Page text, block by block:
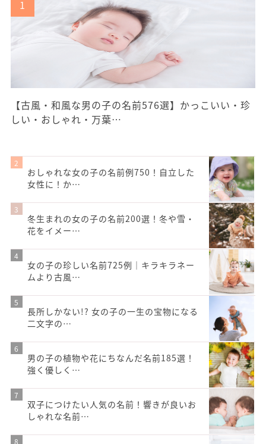
【古風・和風な男の子の名前576選】かっこいい・珍
しい・おしゃれ・万葉…
おしゃれな女の子の名前例750！自立した
女性に！か…
冬生まれの女の子の名前200選！冬や雪・
花をイメー…
女の子の珍しい名前725例｜キラキラネー
ムより古風…
長所しかない!? 女の子の一生の宝物になる
二文字の…
男の子の植物や花にちなんだ名前185選！
強く優しく…
双子につけたい人気の名前！響きが良いお
しゃれな名前…